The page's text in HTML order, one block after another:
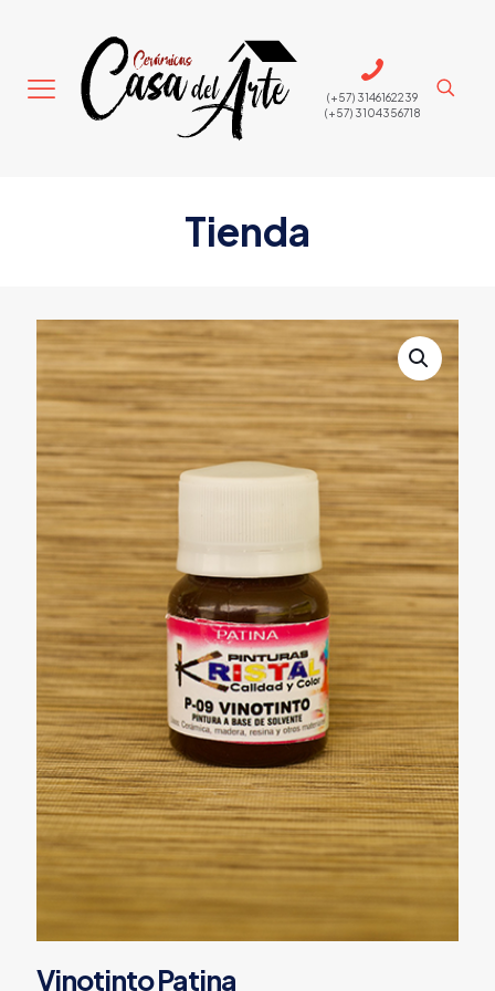
(+57) 3146162239
(+57) 3104356718
Tienda
Vinotinto Patina